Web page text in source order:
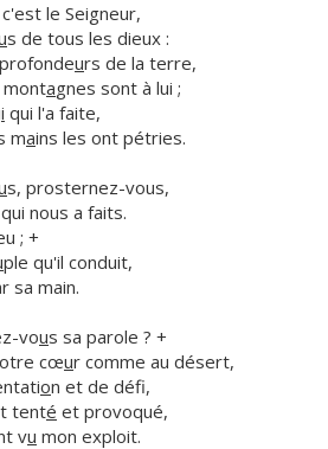
c'est le Seigneur,
s de tous les dieux :
urs de la terre,
agnes sont à lui ;
i qui l'a faite,
mains les ont pétries.
s, prosternez-vous,
nous a faits.
; +
ple qu'il conduit,
sa main.
vous sa parole ? +
cœur comme au désert,
on et de défi,
tenté et provoqué,
vu mon exploit.